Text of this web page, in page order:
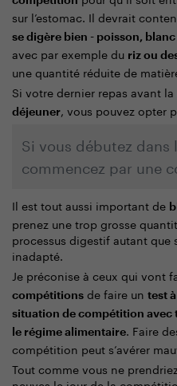
sur l’estomac. Il devrait
se digère bien - poisson,
avec par exemple du riz ou
une quantité réduite de
Si votre dernier repas avant
déjeuner, vous pouvez opter
Si vous débutez dans
commencez par une
Il est tout aussi important de
prenez une trop grosse
processus digestif autant
inadapté.
Je préconise à ceux qui vont
compétitions de faire un test
situation de compétition avec
le régime alimentaire. Faire
compétition peut s’avérer
Tout comme vous ne